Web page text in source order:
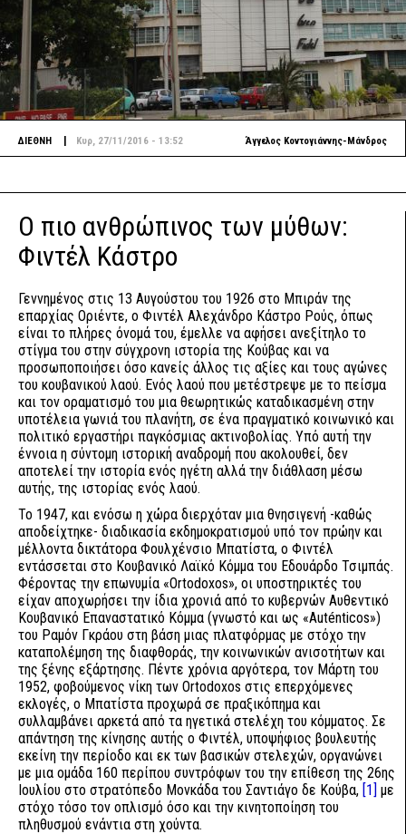
ΔΙΕΘΝΗ Κυρ, 27/11/2016 - 13:52 Άγγελος Κοντογιάννης-Μάνδρος
Ο πιο ανθρώπινος των μύθων:
Φιντέλ Κάστρο
Γεννημένος στις 13 Αυγούστου του 1926 στο Μπιράν της
επαρχίας Οριέντε, ο Φιντέλ Αλεχάνδρο Κάστρο Ρούς, όπως
είναι το πλήρες όνομά του, έμελλε να αφήσει ανεξίτηλο το
στίγμα του στην σύγχρονη ιστορία της Κούβας και να
προσωποποιήσει όσο κανείς άλλος τις αξίες και τους αγώνες
του κουβανικού λαού. Ενός λαού που μετέστρεψε με το πείσμα
και τον οραματισμό του μια θεωρητικώς καταδικασμένη στην
υποτέλεια γωνιά του πλανήτη, σε ένα πραγματικό κοινωνικό και
πολιτικό εργαστήρι παγκόσμιας ακτινοβολίας. Υπό αυτή την
έννοια η σύντομη ιστορική αναδρομή που ακολουθεί, δεν
αποτελεί την ιστορία ενός ηγέτη αλλά την διάθλαση μέσω
αυτής, της ιστορίας ενός λαού.
Το 1947, και ενόσω η χώρα διερχόταν μια θνησιγενή -καθώς
αποδείχτηκε- διαδικασία εκδημοκρατισμού υπό τον πρώην και
μέλλοντα δικτάτορα Φουλχένσιο Μπατίστα, ο Φιντέλ
εντάσσεται στο Κουβανικό Λαϊκό Κόμμα του Εδουάρδο Τσιμπάς.
Φέροντας την επωνυμία «Ortodoxos», οι υποστηρικτές του
είχαν αποχωρήσει την ίδια χρονιά από το κυβερνών Αυθεντικό
Κουβανικό Επαναστατικό Κόμμα (γνωστό και ως «Auténticos»)
του Ραμόν Γκράου στη βάση μιας πλατφόρμας με στόχο την
καταπολέμηση της διαφθοράς, την κοινωνικών ανισοτήτων και
της ξένης εξάρτησης. Πέντε χρόνια αργότερα, τον Μάρτη του
1952, φοβούμενος νίκη των Ortodoxos στις επερχόμενες
εκλογές, ο Μπατίστα προχωρά σε πραξικόπημα και
συλλαμβάνει αρκετά από τα ηγετικά στελέχη του κόμματος. Σε
απάντηση της κίνησης αυτής ο Φιντέλ, υποψήφιος βουλευτής
εκείνη την περίοδο και εκ των βασικών στελεχών, οργανώνει
με μια ομάδα 160 περίπου συντρόφων του την επίθεση της 26ης
Ιουλίου στο στρατόπεδο Μονκάδα του Σαντιάγο δε Κούβα, [1] με
στόχο τόσο τον οπλισμό όσο και την κινητοποίηση του
πληθυσμού ενάντια στη χούντα.